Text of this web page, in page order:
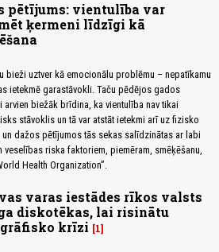
pētījums: vientulība var
ķermeni līdzīgi kā
bieži uztver kā emocionālu problēmu – nepatīkamu
ietekmē garastāvokli. Taču pēdējos gados
arvien biežāk brīdina, ka vientulība nav tikai
stāvoklis un tā var atstāt ietekmi arī uz fizisko
un dažos pētījumos tās sekas salīdzinātas ar labi
veselības riska faktoriem, piemēram, smēķēšanu,
Health Organization”.
varas iestādes rīkos valsts
diskotēkas, lai risinātu
krīzi
1